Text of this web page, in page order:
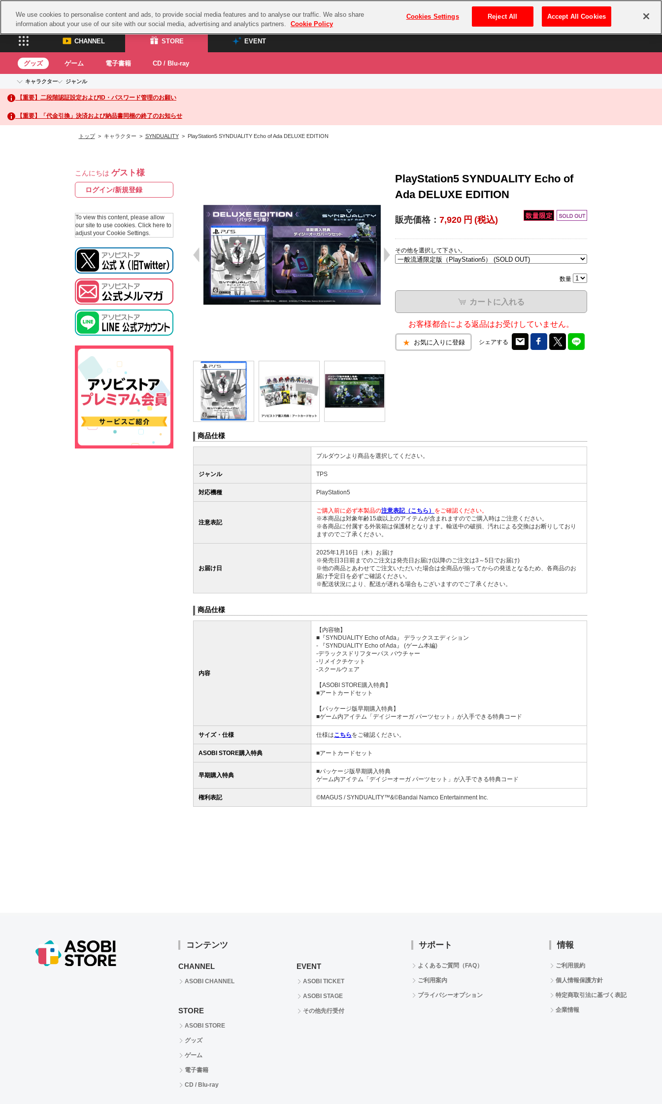
プレミアム会員とは ログイン・新規登録
CHANNEL STORE EVENT
CHANNEL
ASOBI CHANNEL TOP
STORE
ASOBI STORE TOP
グッズ
EVENT
ASOBI STAGE
グッズ ゲーム 電子書籍 CD / Blu-ray
キャラクター
アイドルマスターシリーズ
アイドルマスター
アイドルマスター シンデレラガールズ
アイドルマスター ミリオンライブ！
プロジェクトアイマス ヴイアライヴ
テイルズ オブ シリーズ
ドラゴンボール
ラブライブ！サンシャイン‼
ラブライブ！虹ヶ咲学園スクールアイドル同好会
ジャンル
イベントグッズ
トイ・ホビー
【重要】二段階認証設定およびID・パスワード管理のお願い
【重要】「代金引換」決済および納品書同梱の終了のお知らせ
トップ> キャラクター > SYNDUALITY> PlayStation5 SYNDUALITY Echo of Ada DELUXE EDITION
こんにちは ゲスト様
ログイン/新規登録
To view this content, please allow
our site to use cookies. Click here to
adjust your Cookie Settings.
PlayStation5 SYNDUALITY Echo of
Ada DELUXE EDITION
販売価格： 7,920 円 (税込)
その他を選択して下さい。
数量
カートに入れる
お客様都合による返品はお受けしていません。
お気に入りに登録 シェアする
商品仕様
プルダウンより商品を選択してください。
ジャンル TPS
対応機種 PlayStation5
注意表記
ご購入前に必ず本製品の注意表記（こちら） をご確認ください。
※本商品は対象年齢15歳以上のアイテムが含まれますのでご購入時はご注意ください。
※各商品に付属する外装箱は保護材となります。輸送中の破損、汚れによる交換はお断りしており
ますのでご了承ください。
お届け日
2025年1月16日（木）お届け
※発売日3日前までのご注文は発売日お届け(以降のご注文は3～5日でお届け)
※他の商品とあわせてご注文いただいた場合は全商品が揃ってからの発送となるため、各商品のお
届け予定日を必ずご確認ください。
※配送状況により、配送が遅れる場合もございますのでご了承ください。
商品仕様
内容
【内容物】
■『SYNDUALITY Echo of Ada』 デラックスエディション
- 『SYNDUALITY Echo of Ada』 (ゲーム本編)
-デラックスドリフターパス バウチャー
-リメイクチケット
-スクールウェア
【ASOBI STORE購入特典】
■アートカードセット
【パッケージ版早期購入特典】
■ゲーム内アイテム「デイジーオーガ パーツセット」が入手できる特典コード
サイズ・仕様 仕様はこちらをご確認ください。
ASOBI STORE購入特典 ■アートカードセット
早期購入特典
■パッケージ版早期購入特典
ゲーム内アイテム「デイジーオーガ パーツセット」が入手できる特典コード
権利表記 ©MAGUS / SYNDUALITY™&©Bandai Namco Entertainment Inc.
コンテンツ
CHANNEL
ASOBI CHANNEL
STORE
ASOBI STORE
グッズ
ゲーム
電子書籍
CD / Blu-ray
EVENT
ASOBI TICKET
ASOBI STAGE
その他先行受付
サポート
よくあるご質問（FAQ）
ご利用案内
プライバシーオプション
情報
ご利用規約
個人情報保護方針
特定商取引法に基づく表記
企業情報
We use cookies to personalise content and ads, to provide social media features and to analyse our traffic. We also share
information about your use of our site with our social media, advertising and analytics partners.
Cookie Policy
Cookies Settings Reject All Accept All Cookies